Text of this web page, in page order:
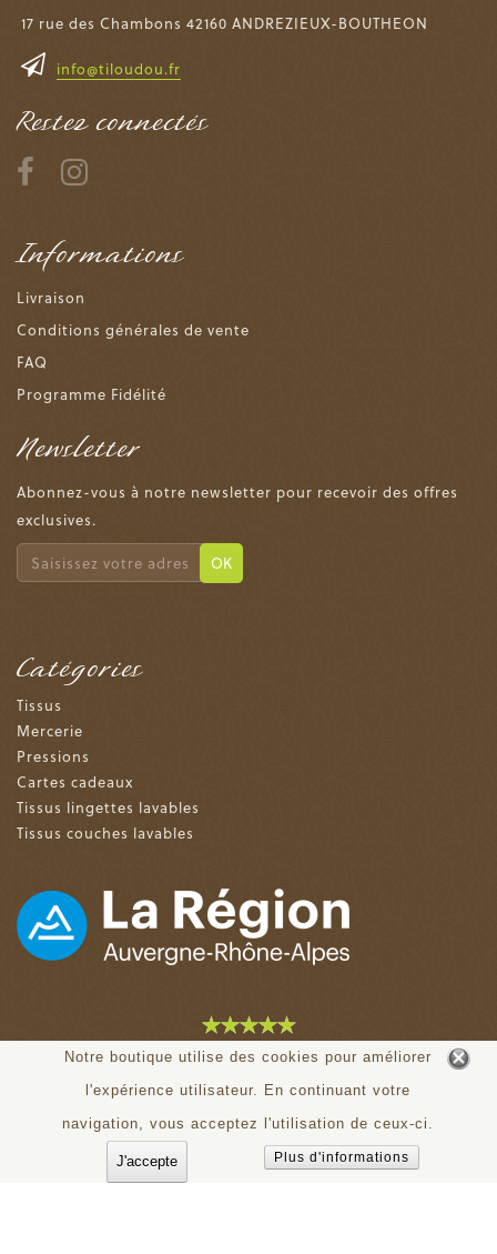
Notre boutique utilise des cookies pour améliorer
l'expérience utilisateur. En continuant votre
navigation, vous acceptez l'utilisation de ceux-ci.
Plus d'informations
17 rue des Chambons 42160 ANDREZIEUX-BOUTHEON
info@tiloudou.fr
Restez connectés
Informations
Livraison
Conditions générales de vente
FAQ
Programme Fidélité
Newsletter
Abonnez-vous à notre newsletter pour recevoir des offres
exclusives.
OK
Catégories
Tissus
Mercerie
Pressions
Cartes cadeaux
Tissus lingettes lavables
Tissus couches lavables
4.9 sur 5 (153 avis)